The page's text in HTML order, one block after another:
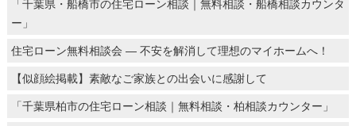
「千葉県・船橋市の住宅ローン相談｜無料相談・船橋相談カウンタ
ー」
住宅ローン無料相談会 ― 不安を解消して理想のマイホームへ！
【似顔絵掲載】素敵なご家族との出会いに感謝して
「千葉県柏市の住宅ローン相談｜無料相談・柏相談カウンター」